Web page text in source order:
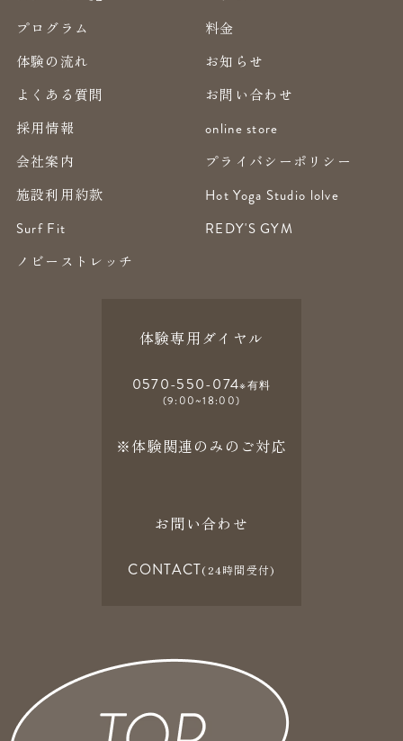
プログラム
料金
体験の流れ
お知らせ
よくある質問
お問い合わせ
採用情報
online store
会社案内
プライバシーポリシー
施設利用約款
Hot Yoga Studio lolve
Surf Fit
REDY'S GYM
ノビーストレッチ
体験専用ダイヤル
0570-550-074※有料
(9:00~18:00)
※体験関連のみのご対応
お問い合わせ
CONTACT(24時間受付)